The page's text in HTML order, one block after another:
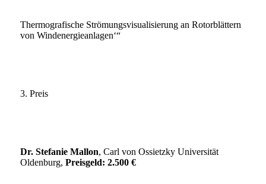
Thermografische Strömungsvisualisierung an Rotorblättern
von Windenergieanlagen‘“
3. Preis
Dr. Stefanie Mallon, Carl von Ossietzky Universität
Oldenburg, Preisgeld: 2.500 €